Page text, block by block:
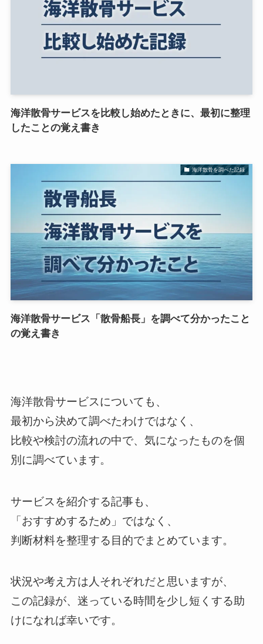
海洋散骨サービスを比較し始めたときに、最初に整理
したことの覚え書き
海洋散骨を調べた記録
海洋散骨サービス「散骨船長」を調べて分かったこと
の覚え書き
海洋散骨サービスについても、
最初から決めて調べたわけではなく、
比較や検討の流れの中で、気になったものを個
別に調べています。
サービスを紹介する記事も、
「おすすめするため」ではなく、
判断材料を整理する目的でまとめています。
状況や考え方は人それぞれだと思いますが、
この記録が、迷っている時間を少し短くする助
けになれば幸いです。